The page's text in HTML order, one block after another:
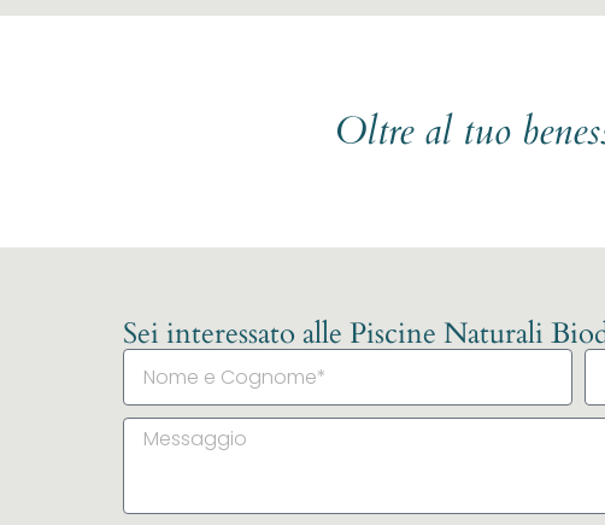
Oltre al tuo
Sei interessato alle Piscine Naturali